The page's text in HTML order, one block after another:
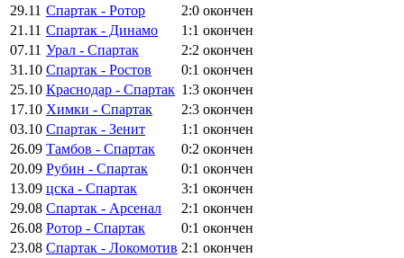
29.11 Спартак - Ротор 2:0 окончен
21.11 Спартак - Динамо 1:1 окончен
07.11 Урал - Спартак 2:2 окончен
31.10 Спартак - Ростов 0:1 окончен
25.10 Краснодар - Спартак 1:3 окончен
17.10 Химки - Спартак 2:3 окончен
03.10 Спартак - Зенит 1:1 окончен
26.09 Тамбов - Спартак 0:2 окончен
20.09 Рубин - Спартак 0:1 окончен
13.09 цска - Спартак 3:1 окончен
29.08 Спартак - Арсенал 2:1 окончен
26.08 Ротор - Спартак 0:1 окончен
23.08 Спартак - Локомотив 2:1 окончен